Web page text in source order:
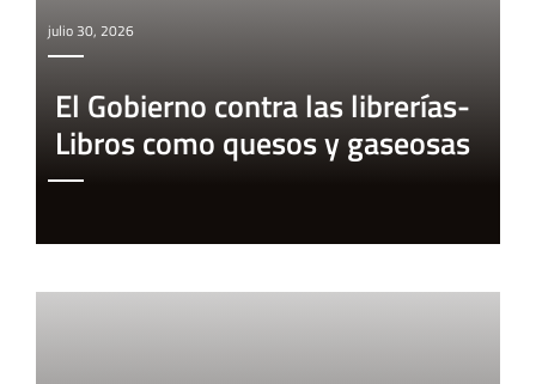
julio 30, 2026
El Gobierno contra las librerías-
Libros como quesos y gaseosas